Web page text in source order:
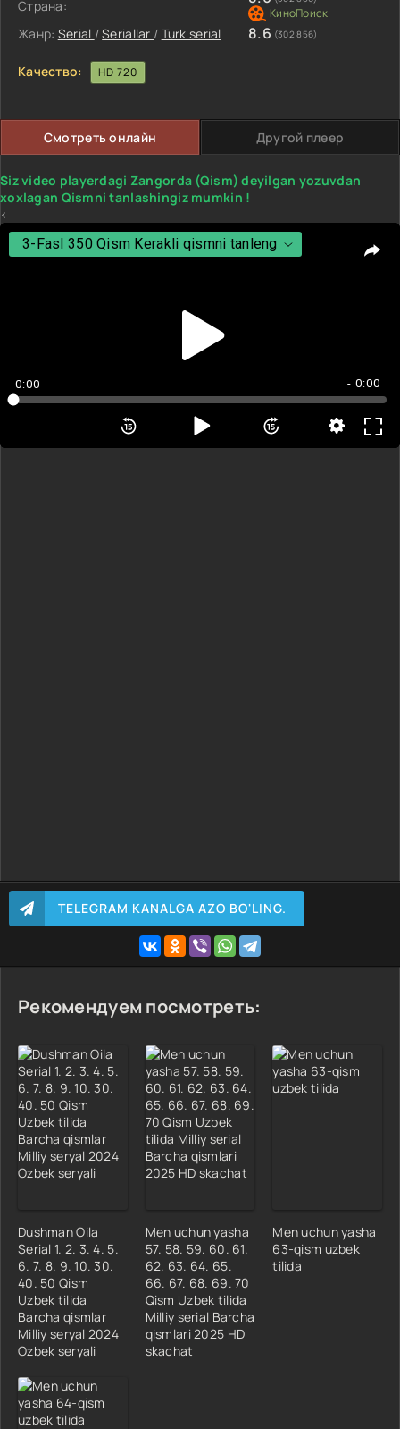
Страна:
Жанр: Serial /Seriallar / Turk serial 8.6 (302 856)
Качество: HD 720
Смотреть онлайн Другой плеер
Siz video playerdagi Zangorda (Qism) deyilgan yozuvdan
xoxlagan Qismni tanlashingiz mumkin !
<
0:00 - 0:00
3-Fasl 350 Qism Kerakli qismni tanleng
3-Fasl 355 Qism
1-Fasl 12 Qism
1-Fasl 15 Qism
1-Fasl 16 Qism
1-Fasl 17 Qism
1-Fasl 18 Qism
1-Fasl 19 Qism
1-Fasl 20 Qism
1-Fasl 23 Qism
1-Fasl 24 Qism
1-Fasl 25 Qism
1-Fasl 26 Qism
1-Fasl 27 Qism
1-Fasl 29 Qism
1-Fasl 30 Qism
TELEGRAM KANALGA AZO BO'LING.
Рекомендуем посмотреть:
Dushman Oila
Serial 1. 2. 3. 4. 5.
6. 7. 8. 9. 10. 30.
40. 50 Qism
Uzbek tilida
Barcha qismlar
Milliy seryal 2024
Ozbek seryali
Men uchun yasha
57. 58. 59. 60. 61.
62. 63. 64. 65.
66. 67. 68. 69. 70
Qism Uzbek tilida
Milliy serial Barcha
qismlari 2025 HD
skachat
Men uchun yasha
63-qism uzbek
tilida